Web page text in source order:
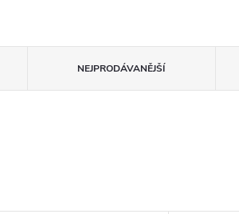
NEJPRODÁVANĚJŠÍ